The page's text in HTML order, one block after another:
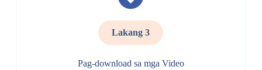
Lakang 3
Pag-download sa mga Video